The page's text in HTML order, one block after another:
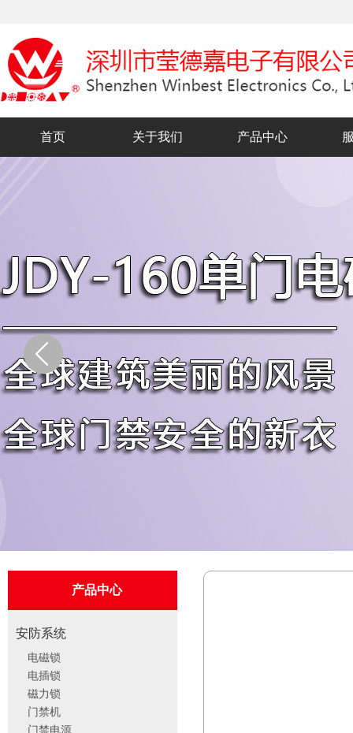
首页 关于我们 产品中心
产品中心
安防系统
电磁锁
电插锁
磁力锁
门禁机
门禁电源